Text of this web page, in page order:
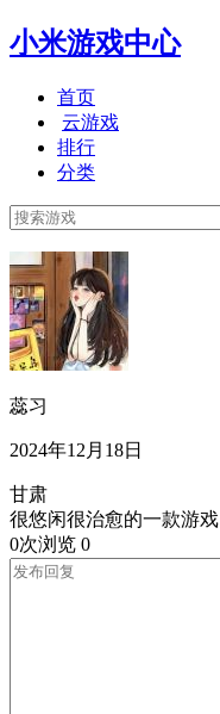
小米游戏中心
首页
云游戏
排行
分类
蕊习
2024年12月18日
甘肃
很悠闲很治愈的一款游戏
0次浏览 0